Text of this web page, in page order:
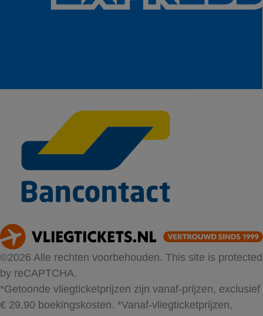
©2026 Alle rechten voorbehouden. This site is protected
by reCAPTCHA.
*Getoonde vliegticketprijzen zijn vanaf-prijzen, exclusief
€ 29,90 boekingskosten. *Vanaf-vliegticketprijzen,